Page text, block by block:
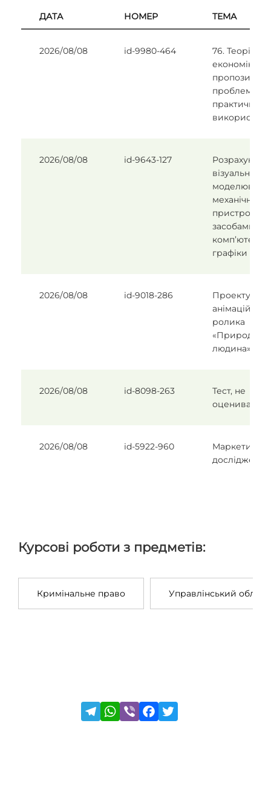
ДАТА НОМЕР ТЕМА
2026/08/08 id-9980-464
76. Теорія
економіки
пропозиції
проблеми її
практичного
2026/08/08 id-9643-127
Розрахунок і
візуальне
механічного
пристрою
засобами
графіки
2026/08/08 id-9018-286
анімаційного
ролика
«Природа та
людина».
2026/08/08 id-8098-263
Тест, не
оценивать
2026/08/08 id-5922-960
дослідження
Курсові роботи з предметів:
Кримінальне право Управлінський облік